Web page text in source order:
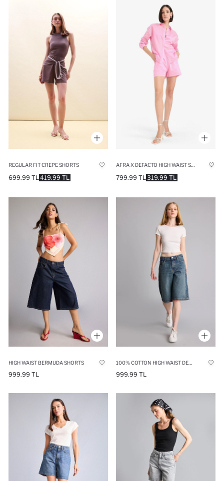
REGULAR FIT CREPE SHORTS
419.99 TL
699.99 TL
AFRA X DEFACTO HIGH WAIST STRIPED SHORTS
319.99 TL
799.99 TL
HIGH WAIST BERMUDA SHORTS
999.99 TL 999.99 TL